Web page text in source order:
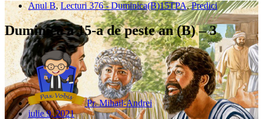
Anul B,Lecturi 376 - Duminica(B)15TPA,Predici
Duminica a 15-a de peste an (B) – 3
Pr. Mihail-Andrei
iulie 9, 2021